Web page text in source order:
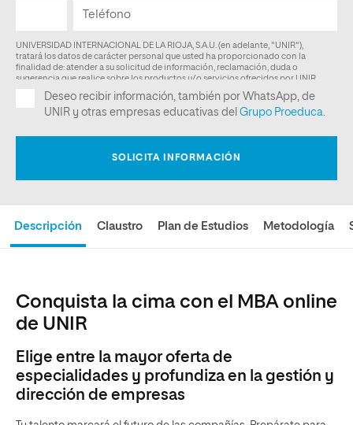
Descripción Claustro Plan de Estudios Metodología
Conquista la cima con el MBA online
de UNIR
Elige entre la mayor oferta de
especialidades y profundiza en la gestión y
dirección de empresas